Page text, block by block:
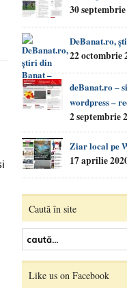
30
DeBanat.ro,
22 octombrie
deBanat.ro –
wordpress –
2 septembrie
Ziar local pe
17 aprilie
Caută în site
Like us on Facebook